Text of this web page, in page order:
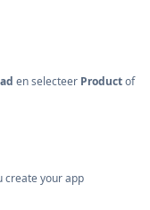
en selecteer Productof
create your app